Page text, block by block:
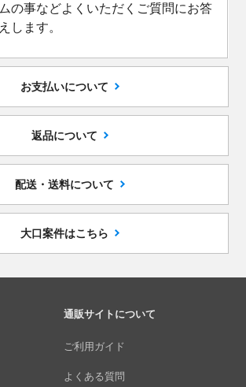
ムの事などよくいただくご質問にお答
えします。
お支払いについて
返品について
配送・送料について
大口案件はこちら
通販サイトについて
ご利用ガイド
よくある質問